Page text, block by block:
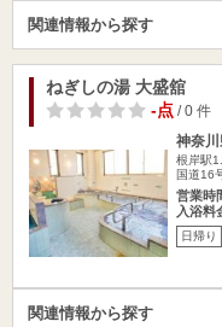
関連情報から探す
ねぎしの湯 大盛舘
-点/ 0 件
神奈
根岸駅
国道16
営業時
入浴料
日帰り
関連情報から探す